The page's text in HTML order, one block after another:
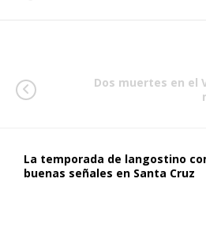
Dos muertes en el
La temporada de langostino
buenas señales en Santa Cruz